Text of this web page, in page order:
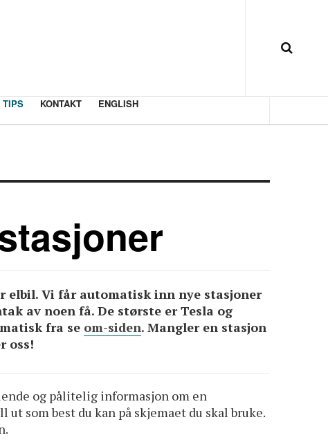
TIPS KONTAKT ENGLISH
elbil. Vi får automatisk inn nye stasjoner
av noen få. De største er Tesla og
fra se om-siden. Mangler en stasjon
oss!
og pålitelig informasjon om en
som best du kan på skjemaet du skal bruke.